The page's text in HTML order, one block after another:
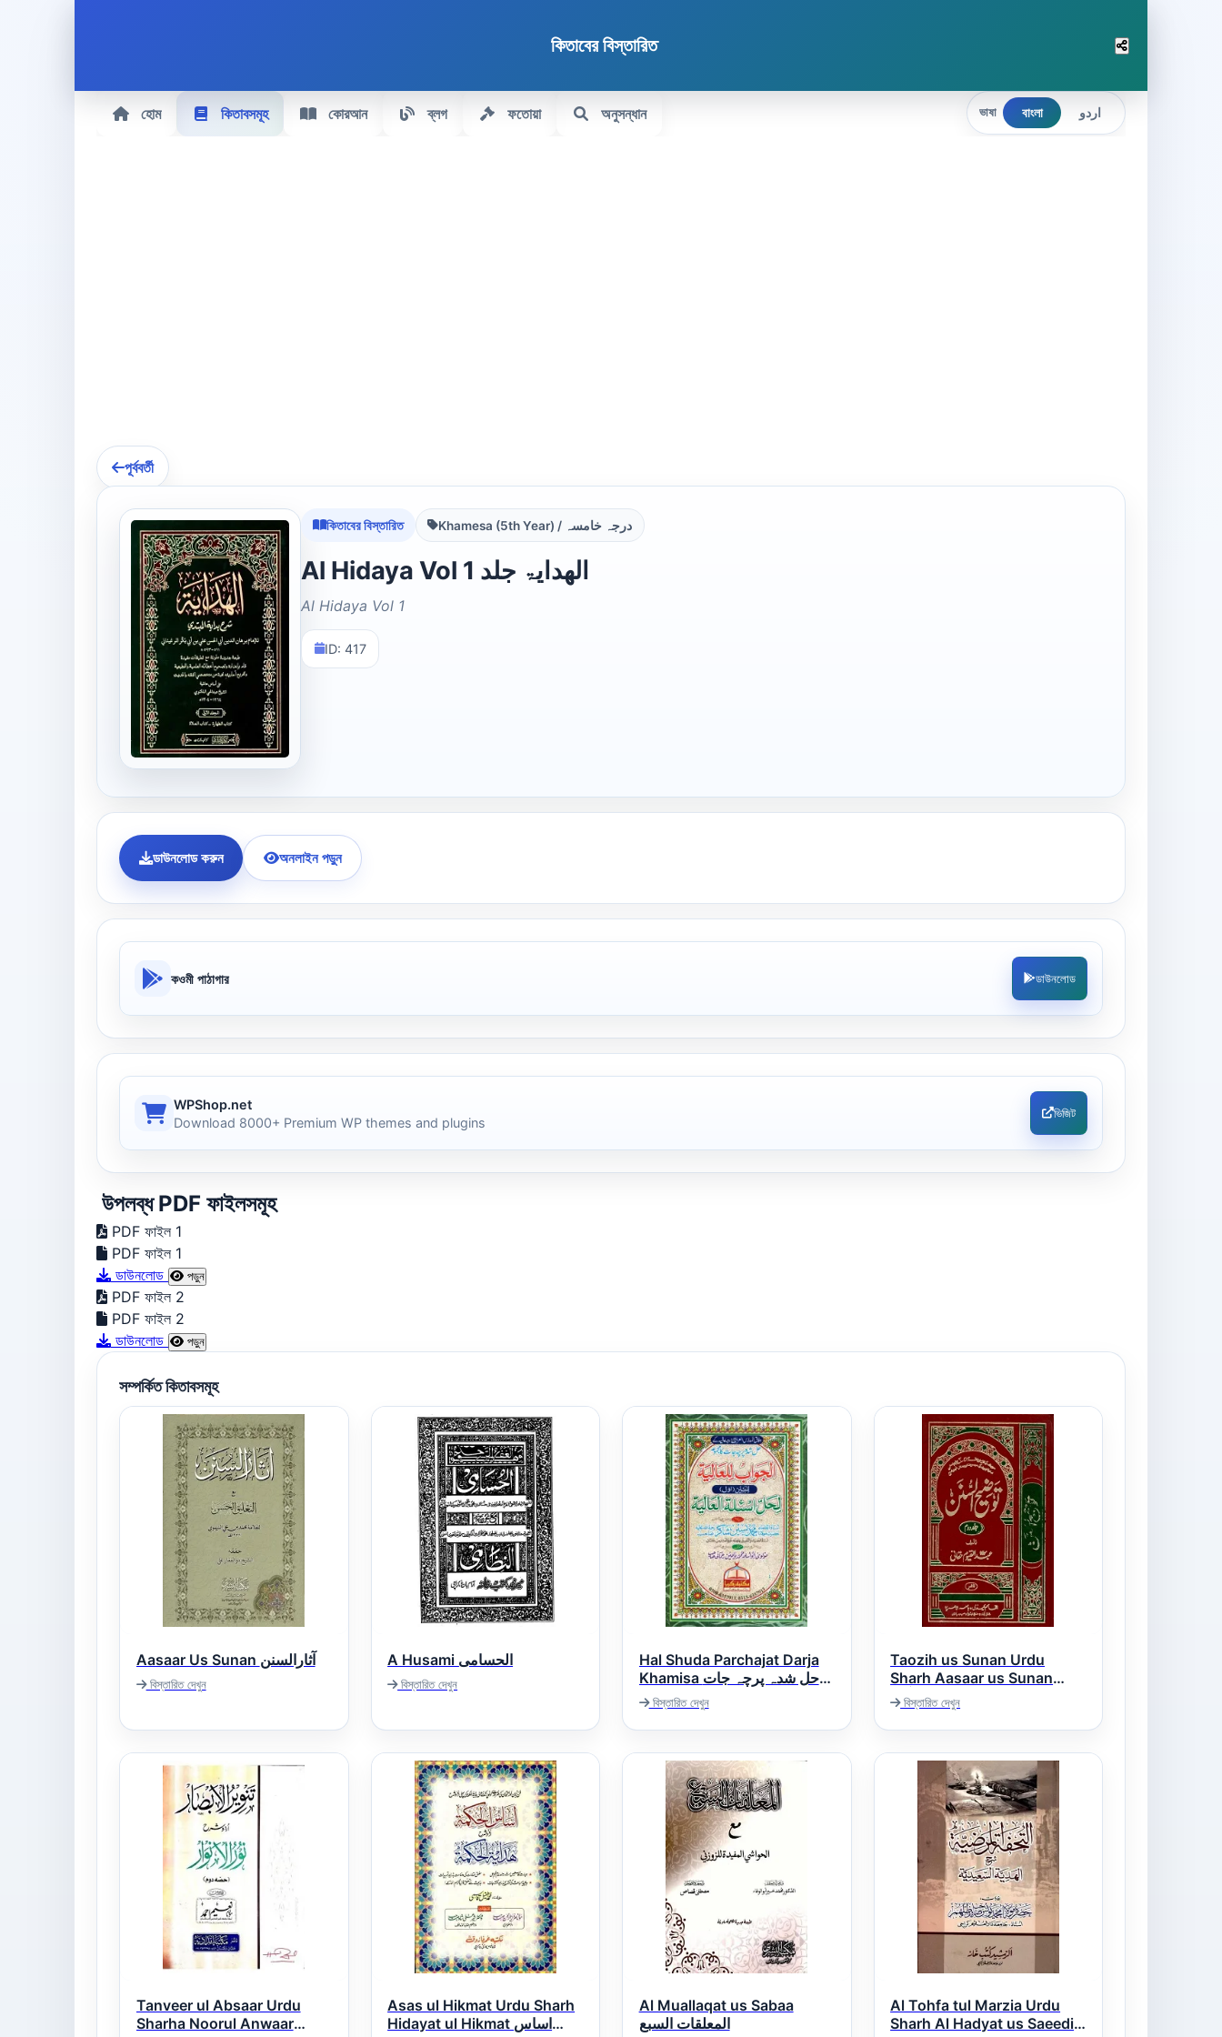
কিতাবের বিস্তারিত
হোম কিতাবসমূহ কোরআন ব্লগ ফতোয়া অনুসন্ধান ভাষা বাংলা اردو
পূর্ববর্তী
কিতাবের বিস্তারিত Khamesa (5th Year) / درجہ خامسہ
Al Hidaya Vol 1 الھدایۃ جلد
Al Hidaya Vol 1
ID: 417
ডাউনলোড করুন অনলাইন পড়ুন
কওমী পাঠাগার ডাউনলোড
WPShop.net
Download 8000+ Premium WP themes and plugins
ভিজিট
উপলব্ধ PDF ফাইলসমূহ
PDF ফাইল 1
PDF ফাইল 1
ডাউনলোড
পড়ুন
PDF ফাইল 2
PDF ফাইল 2
ডাউনলোড
পড়ুন
সম্পর্কিত কিতাবসমূহ
Aasaar Us Sunan آثارالسنن
বিস্তারিত দেখুন
A Husami الحسامی
বিস্তারিত দেখুন
Hal Shuda Parchajat Darja
Khamisa حل شدہ پرچہ جات
درجہ خامسہ
বিস্তারিত দেখুন
Taozih us Sunan Urdu
Sharh Aasaar us Sunan
توضیح السنن اردو شرح آثار
السنن
বিস্তারিত দেখুন
Tanveer ul Absaar Urdu
Sharha Noorul Anwaar
Asas ul Hikmat Urdu Sharh
Hidayat ul Hikmat اساس
Al Muallaqat us Sabaa
المعلقات السبع
Al Tohfa tul Marzia Urdu
Sharh Al Hadyat us Saeedia